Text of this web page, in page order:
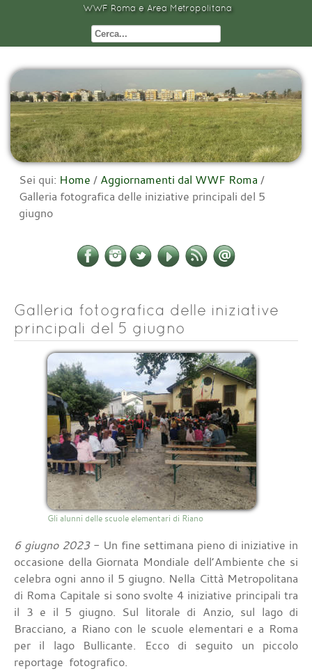
WWF Roma e Area Metropolitana
Sei qui: Home / Aggiornamenti dal WWF Roma /
Galleria fotografica delle iniziative principali del 5
giugno
Galleria fotografica delle iniziative
principali del 5 giugno
Gli alunni delle scuole elementari di Riano
6 giugno 2023- Un fine settimana pieno di iniziative in
occasione della Giornata Mondiale dell’Ambiente che si
celebra ogni anno il 5 giugno. Nella Città Metropolitana
di Roma Capitale si sono svolte 4 iniziative principali tra
il 3 e il 5 giugno. Sul litorale di Anzio, sul lago di
Bracciano, a Riano con le scuole elementari e a Roma
per il lago Bullicante. Ecco di seguito un piccolo
reportage fotografico.